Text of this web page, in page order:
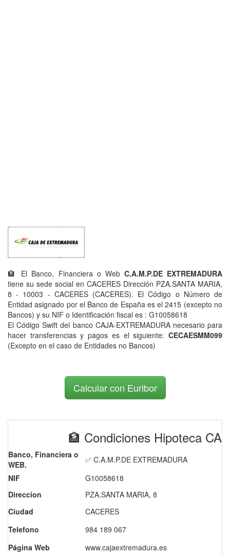
🏦 El Banco, Financiera o Web C.A.M.P.DE EXTREMADURA
tiene su sede social en CACERES Dirección PZA.SANTA MARIA,
8 - 10003 - CACERES (CACERES). El Código o Número de
Entidad asignado por el Banco de España es el 2415 (excepto no
Bancos) y su NIF o Identificación fiscal es : G10058618
El Código Swift del banco CAJA-EXTREMADURA necesario para
hacer transferencias y pagos es el siguiente: CECAESMM099
(Excepto en el caso de Entidades no Bancos)
Calcular con Euribor
🏦 Condiciones Hipoteca
Banco, Financiera o
WEB.
✅ C.A.M.P.DE EXTREMADURA
NIF
G10058618
Direccion
PZA.SANTA MARIA, 8
Ciudad
CACERES
Telefono
984 189 067
Página Web
www.cajaextremadura.es